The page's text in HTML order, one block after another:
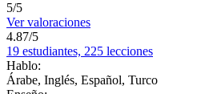
5/5
Ver valoraciones
4.87/5
19 estudiantes, 225 lecciones
Hablo:
Árabe, Inglés, Español, Turco